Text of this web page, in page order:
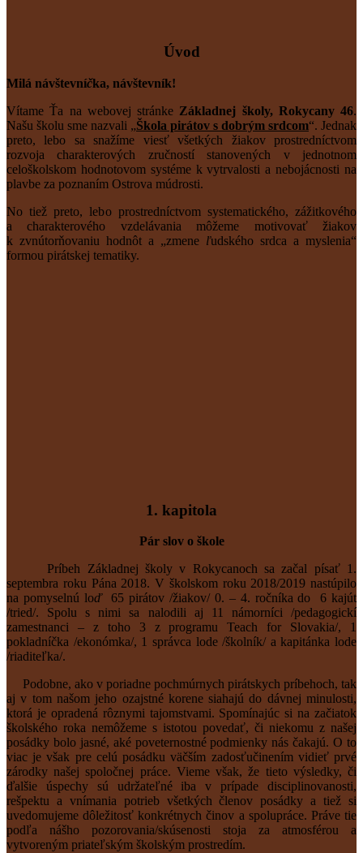
Úvod
Milá návštevníčka, návštevník!
Vítame Ťa na webovej stránke Základnej školy, Rokycany 46.
Našu školu sme nazvali „Škola pirátov s dobrým srdcom“. Jednak
preto, lebo sa snažíme viesť všetkých žiakov prostredníctvom
rozvoja charakterových zručností stanovených v jednotnom
celoškolskom hodnotovom systéme k vytrvalosti a nebojácnosti na
plavbe za poznaním Ostrova múdrosti.
No tiež preto, lebo prostredníctvom systematického, zážitkového
a charakterového vzdelávania môžeme motivovať žiakov
k zvnútorňovaniu hodnôt a „zmene ľudského srdca a myslenia“
formou pirátskej tematiky.
1. kapitola
Pár slov o škole
Príbeh Základnej školy v Rokycanoch sa začal písať 1.
septembra roku Pána 2018. V školskom roku 2018/2019 nastúpilo
na pomyselnú loď65 pirátov /žiakov/ 0. – 4. ročníka do 6 kajút
/tried/. Spolu s nimi sa nalodili aj 11 námorníci /pedagogickí
zamestnanci – z toho 3 z programu Teach for Slovakia/, 1
pokladníčka /ekonómka/, 1 správca lode /školník/ a kapitánka lode
/riaditeľka/.
Podobne, ako v poriadne pochmúrnych pirátskych príbehoch, tak
aj v tom našom jeho ozajstné korene siahajú do dávnej minulosti,
ktorá je opradená rôznymi tajomstvami. Spomínajúc si na začiatok
školského roka nemôžeme s istotou povedať, či niekomu z našej
posádky bolo jasné, aké poveternostné podmienky nás čakajú. O to
viac je však pre celú posádku väčším zadosťučinením vidieť prvé
zárodky našej spoločnej práce. Vieme však, že tieto výsledky, či
ďalšie úspechy sú udržateľné iba v prípade disciplinovanosti,
rešpektu a vnímania potrieb všetkých členov posádky a tiež si
uvedomujeme dôležitosť konkrétnych činov a spolupráce. Práve tie
podľa nášho pozorovania/skúsenosti stoja za atmosférou a
vytvoreným priateľským školským prostredím.